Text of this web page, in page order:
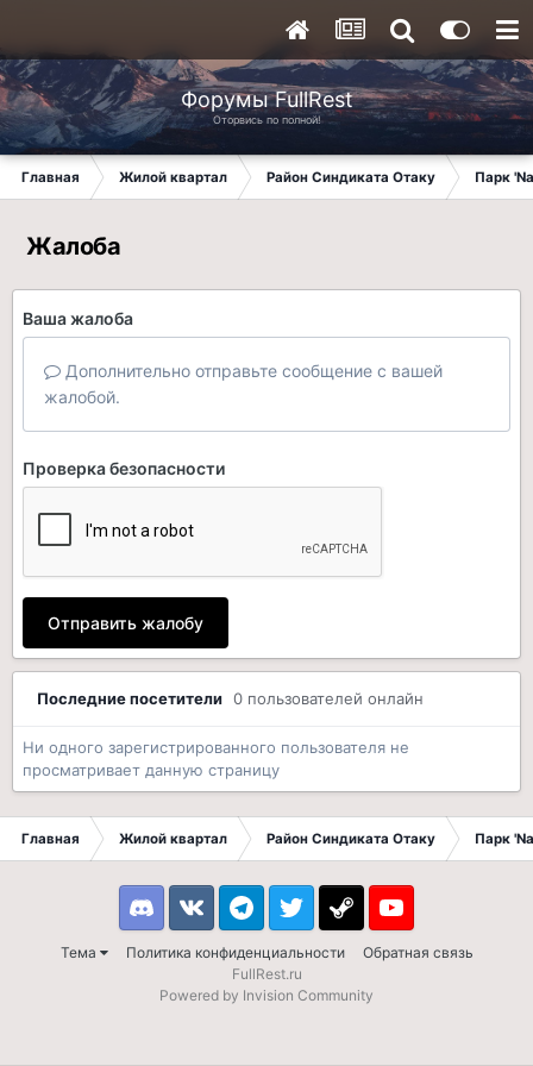
Форумы FullRest
Оторвись по полной!
Главная Жилой квартал Район Синдиката Отаку Парк
Жалоба
Ваша жалоба
Дополнительно отправьте сообщение с вашей
жалобой.
Проверка безопасности
Отправить жалобу
Последние посетители 0 пользователей онлайн
Ни одного зарегистрированного пользователя не
просматривает данную страницу
Главная Жилой квартал Район Синдиката Отаку Парк
Тема Политика конфиденциальности Обратная связь
DiscordVK TelegramTwitter Steam Youtube
FullRest.ru
Powered by Invision Community